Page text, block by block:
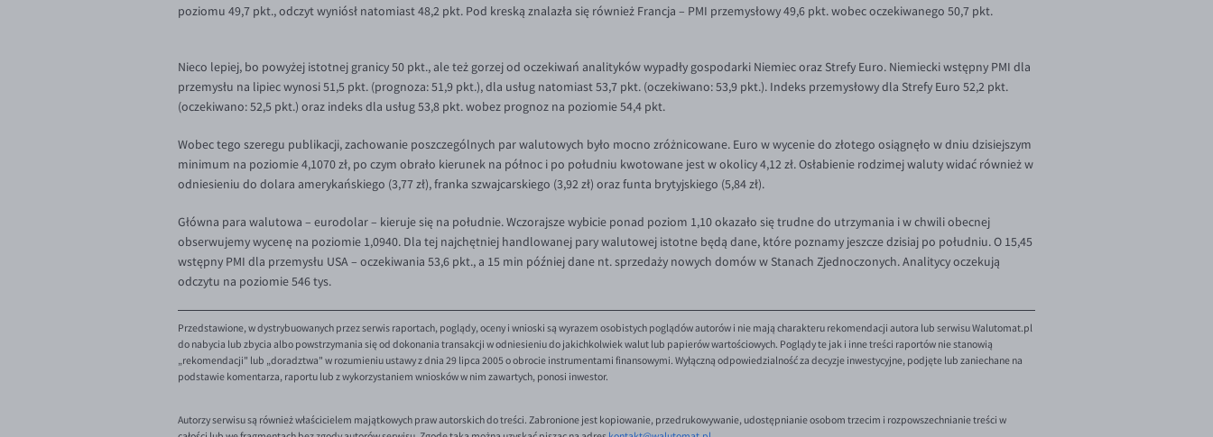
poziomu 49,7 pkt., odczyt wyniósł natomiast 48,2 pkt. Pod kreską znalazła się również Francja – PMI przemysłowy 49,6 pkt. wobec oczekiwanego 50,7 pkt.
Nieco lepiej, bo powyżej istotnej granicy 50 pkt., ale też gorzej od oczekiwań analityków wypadły gospodarki Niemiec oraz Strefy Euro. Niemiecki wstępny PMI dla
przemysłu na lipiec wynosi 51,5 pkt. (prognoza: 51,9 pkt.), dla usług natomiast 53,7 pkt. (oczekiwano: 53,9 pkt.). Indeks przemysłowy dla Strefy Euro 52,2 pkt.
(oczekiwano: 52,5 pkt.) oraz indeks dla usług 53,8 pkt. wobez prognoz na poziomie 54,4 pkt.
Wobec tego szeregu publikacji, zachowanie poszczególnych par walutowych było mocno zróżnicowane. Euro w wycenie do złotego osiągnęło w dniu dzisiejszym
minimum na poziomie 4,1070 zł, po czym obrało kierunek na północ i po południu kwotowane jest w okolicy 4,12 zł. Osłabienie rodzimej waluty widać również w
odniesieniu do dolara amerykańskiego (3,77 zł), franka szwajcarskiego (3,92 zł) oraz funta brytyjskiego (5,84 zł).
Główna para walutowa – eurodolar – kieruje się na południe. Wczorajsze wybicie ponad poziom 1,10 okazało się trudne do utrzymania i w chwili obecnej
obserwujemy wycenę na poziomie 1,0940. Dla tej najchętniej handlowanej pary walutowej istotne będą dane, które poznamy jeszcze dzisiaj po południu. O 15,45
wstępny PMI dla przemysłu USA – oczekiwania 53,6 pkt., a 15 min później dane nt. sprzedaży nowych domów w Stanach Zjednoczonych. Analitycy oczekują
odczytu na poziomie 546 tys.
Przedstawione, w dystrybuowanych przez serwis raportach, poglądy, oceny i wnioski są wyrazem osobistych poglądów autorów i nie mają charakteru rekomendacji autora lub serwisu Walutomat.pl
do nabycia lub zbycia albo powstrzymania się od dokonania transakcji w odniesieniu do jakichkolwiek walut lub papierów wartościowych. Poglądy te jak i inne treści raportów nie stanowią
„rekomendacji" lub „doradztwa" w rozumieniu ustawy z dnia 29 lipca 2005 o obrocie instrumentami finansowymi. Wyłączną odpowiedzialność za decyzje inwestycyjne, podjęte lub zaniechane na
podstawie komentarza, raportu lub z wykorzystaniem wniosków w nim zawartych, ponosi inwestor.
Autorzy serwisu są również właścicielem majątkowych praw autorskich do treści. Zabronione jest kopiowanie, przedrukowywanie, udostępnianie osobom trzecim i rozpowszechnianie treści w